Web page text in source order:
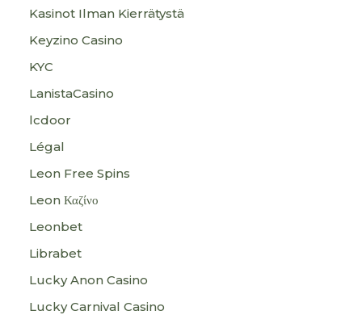
Kasinot Ilman Kierrätystä
Keyzino Casino
KYC
LanistaCasino
lcdoor
Légal
Leon Free Spins
Leon Καζίνο
Leonbet
Librabet
Lucky Anon Casino
Lucky Carnival Casino